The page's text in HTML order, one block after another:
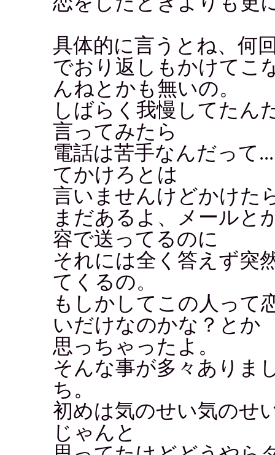
具体的に言うとね、何
でおり返しもかけてこ
んねとかも無いの。
しばらく我慢してたん
言ってみたら
電話は苦手なんだって
てかけろとは
言いませんけどかけた
まだあるよ、メールと
容で送ってるのに
それには全く答えず突
てくるの。
もしかしてこの人って
いだけなのかな？とか
思っちゃったよ。
そんな事が多々ありま
ち。
初めは気のせい気のせ
じゃんと